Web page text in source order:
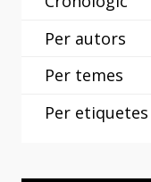
Per autors
Per temes
Per etiquetes